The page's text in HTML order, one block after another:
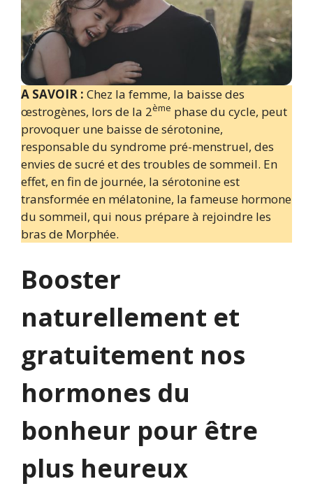
A SAVOIR : Chez la femme, la baisse des
œstrogènes, lors de la 2ème phase du cycle, peut
provoquer une baisse de sérotonine,
responsable du syndrome pré-menstruel, des
envies de sucré et des troubles de sommeil. En
effet, en fin de journée, la sérotonine est
transformée en mélatonine, la fameuse hormone
du sommeil, qui nous prépare à rejoindre les
bras de Morphée.
Booster
naturellement et
gratuitement nos
hormones du
bonheur pour être
plus heureux